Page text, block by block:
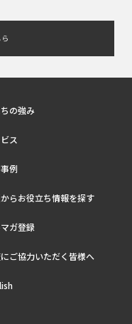
の強み
ス
例
らお役立ち情報を探す
ガ登録
ご協力いただく皆様へ